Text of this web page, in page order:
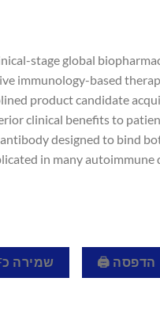
stage global
immunology-based
product candidate
clinical benefits to
designed to bind
in many autoimmune
הדפסה 🖨 שמירה כPDF 📄